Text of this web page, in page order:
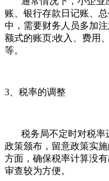
账、银行存款日记账、
中，需要财务人员多加
额式的账页;收入、费用
等。
3、税率的调整
税务局不定时对税率
政策颁布，留意政策实
方面，确保税率计算没
审查较为方便。